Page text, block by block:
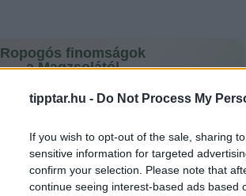
tipptar.hu - Do Not Process My
If you wish to opt-out of the sale, sharing
sensitive information for targeted
confirm your selection. Please note that
continue seeing interest-based ads based
Ropogós finomságok
a Magzsolától
Megnézem →